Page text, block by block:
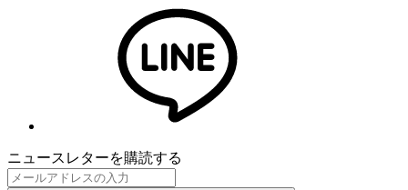
ニュースレターを購読する